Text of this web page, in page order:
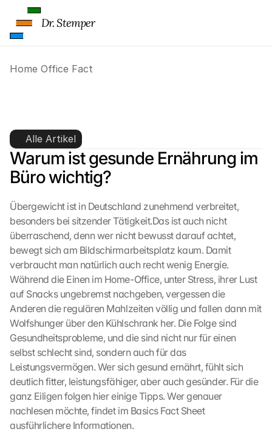
Home Office Fact
Nutrition and Weight
Alle Artikel
Warum ist gesunde Ernährung im
Büro wichtig?
Übergewicht ist in Deutschland zunehmend verbreitet,
besonders bei sitzender Tätigkeit.Das ist auch nicht
überraschend, denn wer nicht bewusst darauf achtet,
bewegt sich am Bildschirmarbeitsplatz kaum. Damit
verbraucht man natürlich auch recht wenig Energie.
Während die Einen im Home-Office, unter Stress, ihrer Lust
auf Snacks ungebremst nachgeben, vergessen die
Anderen die regulären Mahlzeiten völlig und fallen dann mit
Wolfshunger über den Kühlschrank her. Die Folge sind
Gesundheitsprobleme, und die sind nicht nur für einen
selbst schlecht sind, sondern auch für das
Leistungsvermögen. Wer sich gesund ernährt, fühlt sich
deutlich fitter, leistungsfähiger, aber auch gesünder. Für die
ganz Eiligen folgen hier einige Tipps. Wer genauer
nachlesen möchte, findet im Basics Fact Sheet
ausführlichere Informationen.
Dr. Stemper
e
d
u
r
c
K
i
c
k
e
a
u
f
d
i
e
s
n
S
c
h
u